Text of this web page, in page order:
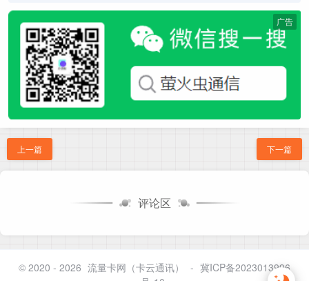
广告
上一篇 下一篇
评论区
© 2020 - 2026 流量卡网（卡云通讯） - 冀ICP备2023013996